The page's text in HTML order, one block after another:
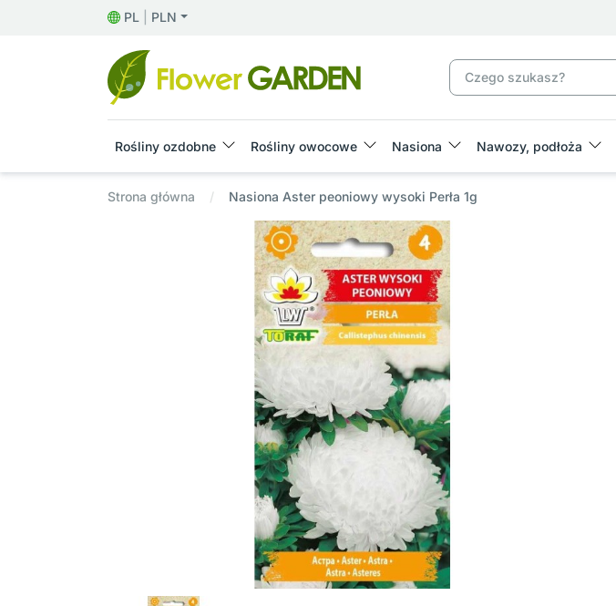
PL PLN
Rośliny ozdobne Rośliny owocowe Nasiona Nawozy, podłoża
Strona główna Nasiona Aster peoniowy wysoki Perła 1g